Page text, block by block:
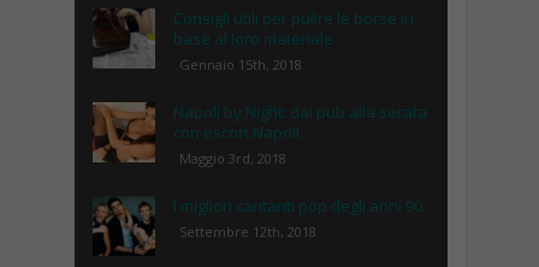
Consigli utili per pulire le borse in
base al loro materiale
Gennaio 15th, 2018
Napoli by Night: dai pub alla serata
con escort Napoli.
Maggio 3rd, 2018
I migliori cantanti pop degli anni 90
Settembre 12th, 2018